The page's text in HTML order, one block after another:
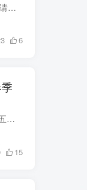
萌娃初体验 美好伴'童'行 新生亲子体验活动邀请函 陪伴，是守护童年最软的温柔， 相遇，是开启美好旅程的开端， 同行，是家园相伴最美的承诺。 一场满含温柔与童趣的探园之约， 即将如期而至...
6
春风送暖，美好如约！我园积极响应国家十五五规划落实托幼一体化优质普惠发展我园已面向周边0-3岁幼儿开展了丰富多样的公益亲子早教活动。 新的小伙伴欢喜加入，在温馨的天地里，共赴...
15